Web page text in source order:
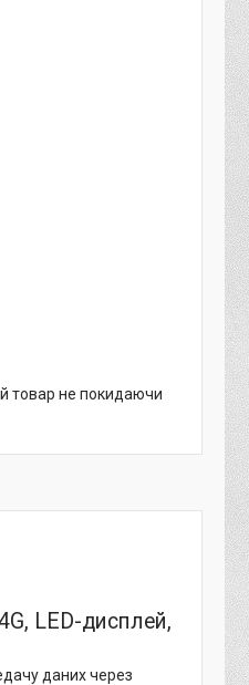
товар не покидаючи
LED-дисплей,
даних через